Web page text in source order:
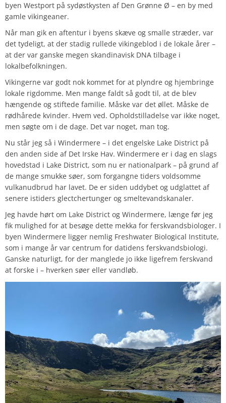
byen Westport på sydøstkysten af Den Grønne Ø – en by med
gamle vikingeaner.
Når man gik en aftentur i byens skæve og smalle stræder, var
det tydeligt, at der stadig rullede vikingeblod i de lokale årer –
at der var ganske megen skandinavisk DNA tilbage i
lokalbefolkningen.
Vikingerne var godt nok kommet for at plyndre og hjembringe
lokale rigdomme. Men mange faldt så godt til, at de blev
hængende og stiftede familie. Måske var det øllet. Måske de
rødhårede kvinder. Hvem ved. Opholdstilladelse var ikke noget,
men søgte om i de dage. Det var noget, man tog.
Nu står jeg så i Windermere – i det engelske Lake District på
den anden side af Det Irske Hav. Windermere er i dag en slags
hovedstad i Lake District, som nu er nationalpark – på grund af
de mange smukke søer, som forgangne tiders voldsomme
vulkanudbrud har lavet. De er siden uddybet og udglattet af
senere istiders glectchertunger og smeltevandskanaler.
Jeg havde hørt om Lake District og Windermere, længe før jeg
fik mulighed for at besøge dette mekka for ferskvandsbiologer. I
byen Windermere ligger nemlig Freshwater Biological Institute,
som i mange år var centrum for datidens ferskvandsbiologi.
Ganske naturligt, for der manglede jo ikke ligefrem ferskvand
at forske i – hverken søer eller vandløb.